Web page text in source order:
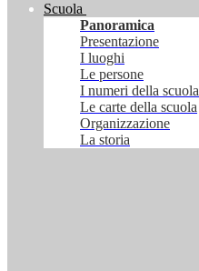
Scuola
Panoramica
Presentazione
I luoghi
Le persone
I numeri della scuola
Le carte della scuola
Organizzazione
La storia